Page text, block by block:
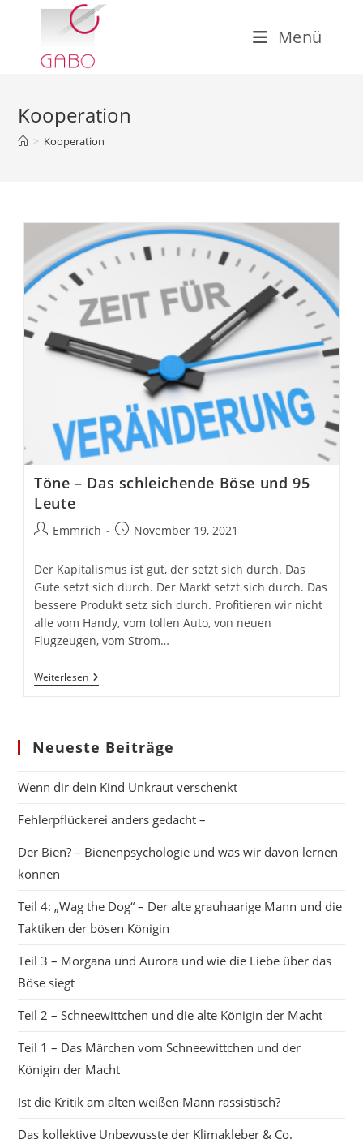
Menü
Kooperation
> Kooperation
Töne – Das schleichende Böse und 95
Leute
Beitrags-
Emmrich
BeitragNovember 19, 2021
Der Kapitalismus ist gut, der setzt sich durch. Das
Gute setzt sich durch. Der Markt setzt sich durch. Das
bessere Produkt setz sich durch. Profitieren wir nicht
alle vom Handy, vom tollen Auto, von neuen
Flugzeugen, vom Strom…
WeiterlesenTöne
–
Und
95
Neueste Beiträge
Wenn dir dein Kind Unkraut verschenkt
Fehlerpflückerei anders gedacht –
Der Bien? – Bienenpsychologie und was wir davon lernen
können
Teil 4: „Wag the Dog“ – Der alte grauhaarige Mann und die
Taktiken der bösen Königin
Teil 3 – Morgana und Aurora und wie die Liebe über das
Böse siegt
Teil 2 – Schneewittchen und die alte Königin der Macht
Teil 1 – Das Märchen vom Schneewittchen und der
Königin der Macht
Ist die Kritik am alten weißen Mann rassistisch?
Das kollektive Unbewusste der Klimakleber & Co.